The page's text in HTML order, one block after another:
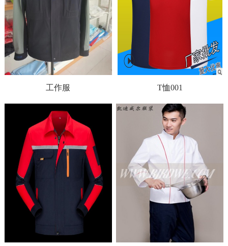
工作服 T恤001